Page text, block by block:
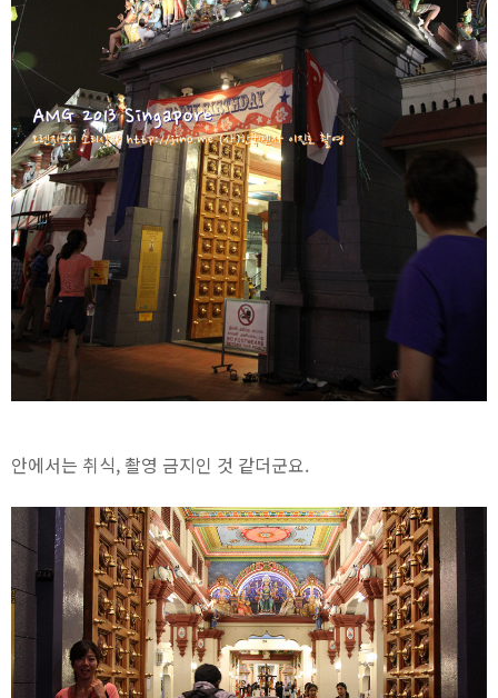
안에서는 취식, 촬영 금지인 것 같더군요.